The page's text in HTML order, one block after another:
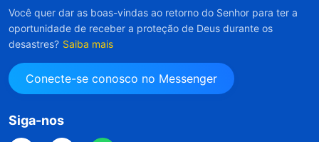
Você quer dar as boas-vindas ao retorno do Senhor para ter a
oportunidade de receber a proteção de Deus durante os
desastres? Saiba mais
Conecte-se conosco no Messenger
Siga-nos